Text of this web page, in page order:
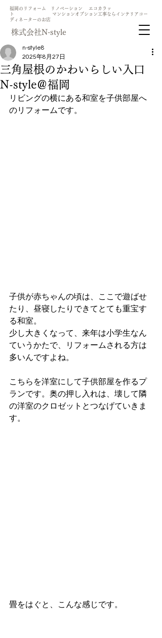
​福岡のリフォーム リノベーション エコカラッ
ト マンションオプション工事ならインテリアコー
ディネーターのお店
​株式会社N-style
三角屋根のかわいらしい入口
N-style＠福岡
n-style8
2025年8月27日
リビングの横にある和室を子供部屋へ
のリフォームです。
子供が赤ちゃんの頃は、ここで遊ばせ
たり、昼寝したりできてとても重宝す
る和室。
少し大きくなって、来年は小学生なん
ていうかたで、リフォームされる方は
多いんですよね。
こちらを洋室にして子供部屋を作るプ
ランです。奥の押し入れは、壊して隣
の洋室のクロゼットとつなげていきま
す。
畳をはぐと、こんな感じです。